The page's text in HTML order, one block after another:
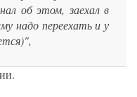
об этом, заехал в
надо переехать и у